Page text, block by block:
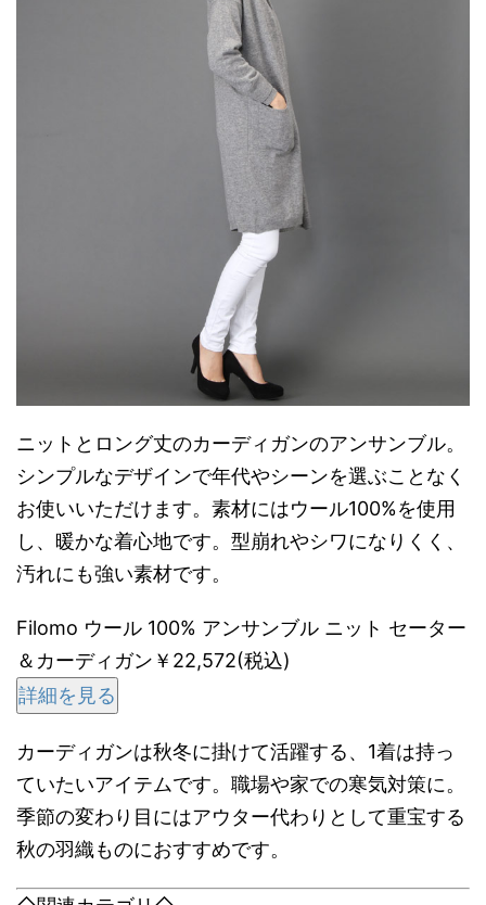
ニットとロング丈のカーディガンのアンサンブル。
シンプルなデザインで年代やシーンを選ぶことなく
お使いいただけます。素材にはウール100%を使用
し、暖かな着心地です。型崩れやシワになりくく、
汚れにも強い素材です。
Filomo ウール 100% アンサンブル ニット セーター
＆カーディガン￥22,572(税込)
詳細を見る
カーディガンは秋冬に掛けて活躍する、1着は持っ
ていたいアイテムです。職場や家での寒気対策に。
季節の変わり目にはアウター代わりとして重宝する
秋の羽織ものにおすすめです。